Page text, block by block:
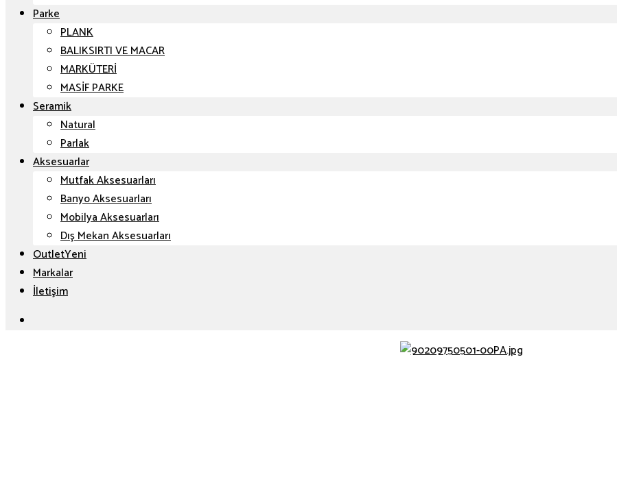
Parke
PLANK
BALIKSIRTI VE MACAR
MARKÜTERİ
MASİF PARKE
Seramik
Natural
Parlak
Aksesuarlar
Mutfak Aksesuarları
Banyo Aksesuarları
Mobilya Aksesuarları
Dış Mekan Aksesuarları
Outlet
Markalar
İletişim